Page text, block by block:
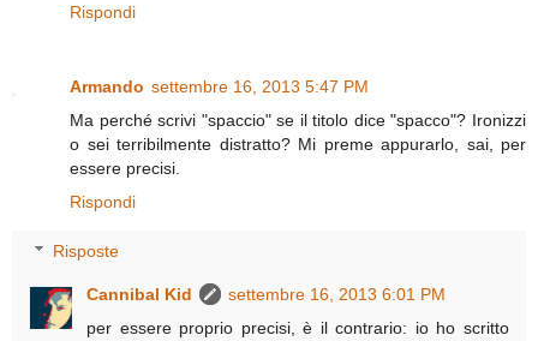
Rispondi
Armando settembre 16, 2013 5:47 PM
Ma perché scrivi "spaccio" se il titolo dice "spacco"? Ironizzi
o sei terribilmente distratto? Mi preme appurarlo, sai, per
essere precisi.
Rispondi
Risposte
Cannibal Kid
settembre 16, 2013 6:01 PM
per essere proprio precisi, è il contrario: io ho scritto